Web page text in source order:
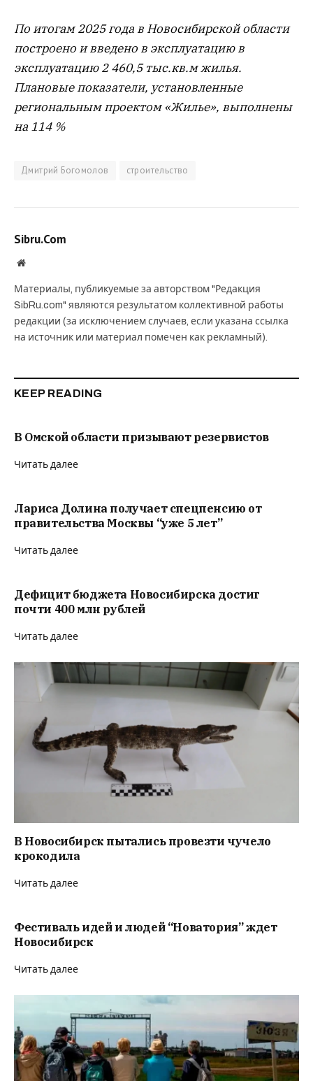
По итогам 2025 года в Новосибирской области
построено и введено в эксплуатацию в
эксплуатацию 2 460,5 тыс.кв.м жилья.
Плановые показатели, установленные
региональным проектом «Жилье», выполнены
на 114 %
Дмитрий Богомолов строительство
Sibru.Com
Website
Материалы, публикуемые за авторством "Редакция
SibRu.com" являются результатом коллективной работы
редакции (за исключением случаев, если указана ссылка
на источник или материал помечен как рекламный).
KEEP READING
В Омской области призывают резервистов
Читать далее
Лариса Долина получает спецпенсию от
правительства Москвы “уже 5 лет”
Читать далее
Дефицит бюджета Новосибирска достиг
почти 400 млн рублей
Читать далее
В Новосибирск пытались провезти чучело
крокодила
Читать далее
Фестиваль идей и людей “Новатория” ждет
Новосибирск
Читать далее